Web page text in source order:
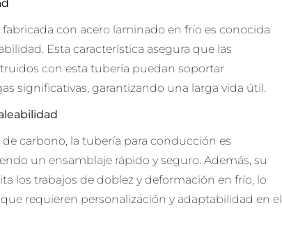
con acero laminado en frío es conocida
Esta característica asegura que las
con esta tubería puedan soportar
significativas, garantizando una larga vida útil.
carbono, la tubería para conducción es
un ensamblaje rápido y seguro. Además, su
los trabajos de doblez y deformación en frío, lo
requieren personalización y adaptabilidad en el